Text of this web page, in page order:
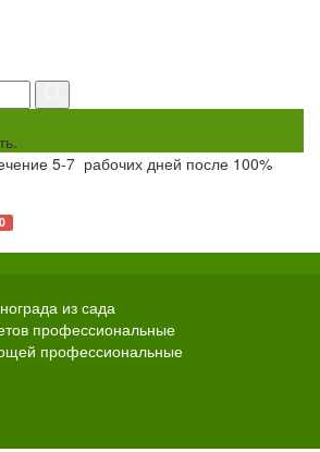
5-7 рабочих дней после 100%
0
из сада
профессиональные
профессиональные